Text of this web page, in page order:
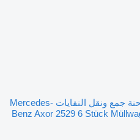
شاحنة جمع ونقل النفايات Mercedes-
Benz Axor 2529 6 Stück